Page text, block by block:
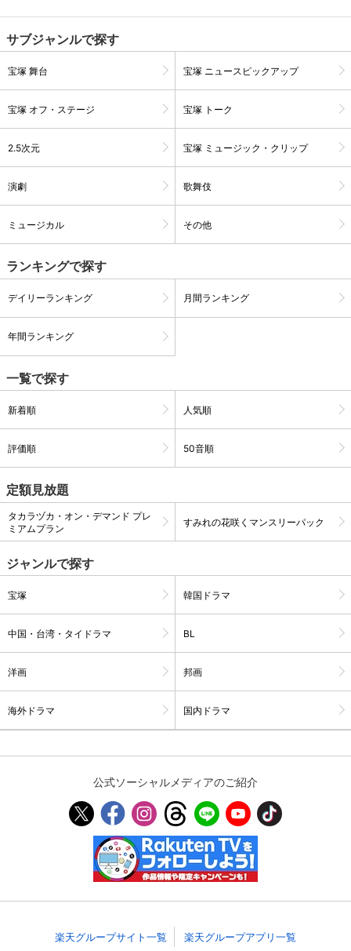
会員情報変更
基本情報、本人連絡先、パスワード 、クレ
ジットカード情報の変更が可能です。
決済方法変更 決済方法の変更が可能です。
購入明細 ４ヵ月分の購入明細の確認が可能です。
ます。
購入履歴
確認が可能です。こちらから視聴いただく
お気に入りに登録した作品を確認できま
閲覧履歴
サイト内の閲覧履歴を確認できます。履歴
の削除も可能です。
視聴年齢制限
能です。5段階の年齢区分から選択できま
す。
視聴デバイス一覧
バイス連携の設定ができます。
視聴年齢制限の変更時にパスコード入力が
定額見放題コンテンツの解約はこちらから
可能です。
ログアウト
サブジャンルで探す
宝塚 舞台 宝塚 ニュースピックアップ
宝塚 オフ・ステージ 宝塚 トーク
2.5次元 宝塚 ミュージック・クリップ
演劇 歌舞伎
ミュージカル その他
ランキングで探す
デイリーランキング 月間ランキング
年間ランキング
一覧で探す
新着順 人気順
評価順 50音順
定額見放題
タカラヅカ・オン・デマンド プレ
ミアムプラン
すみれの花咲くマンスリーパック
ジャンルで探す
宝塚 韓国ドラマ
中国・台湾・タイドラマ BL
洋画 邦画
海外ドラマ 国内ドラマ
公式ソーシャルメディアのご紹介
楽天グループサイト一覧 楽天グループアプリ一覧